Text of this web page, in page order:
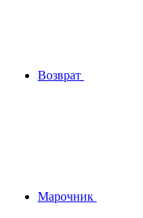
Возврат
Марочник